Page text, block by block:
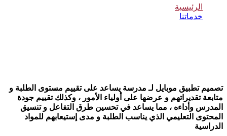
الرئيسية
خدماتنا
تصميم تطبيق موبايل لـ مدرسة يساعد على تقييم مستوى الطلبة و
متابعة تقديراتهم و عرضها على أولياء الأمور ، وكذلك تقييم جودة
المدرس وأداءه ، مما يساعد في تحسين طرق التفاعل و تنسيق
المحتوى التعليمي الذي يناسب الطلبة و مدى إستيعابهم للمواد
الدراسية